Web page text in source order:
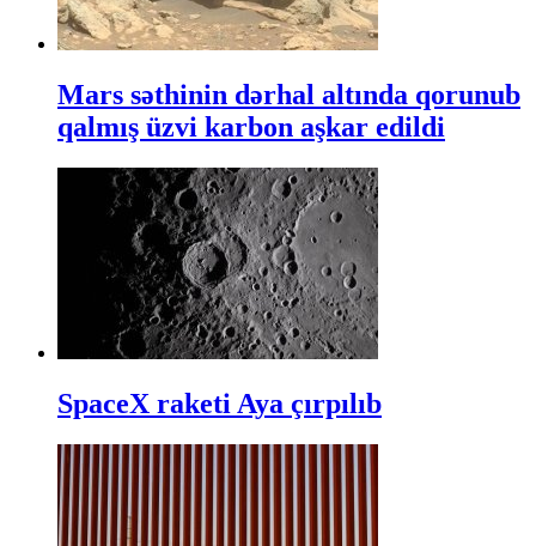
Mars səthinin dərhal altında qorunub
qalmış üzvi karbon aşkar edildi
SpaceX raketi Aya çırpılıb